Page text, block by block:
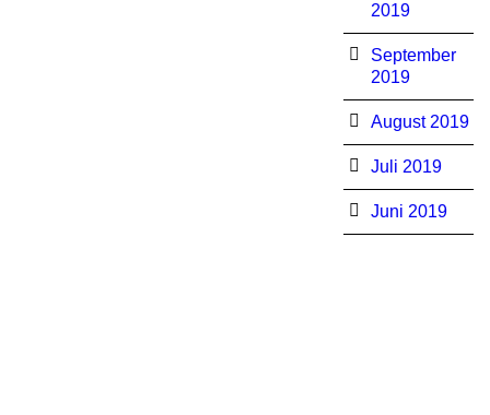
2019
September
2019
August 2019
Juli 2019
Juni 2019